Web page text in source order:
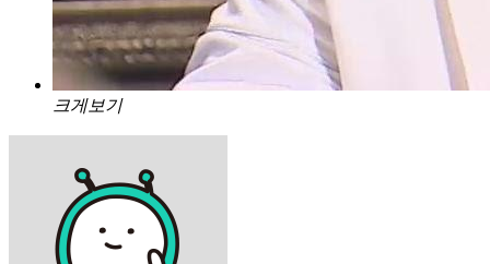
크게보기